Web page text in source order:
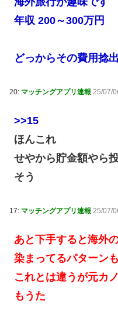
年収 200～300万円
どっからその費用捻
20: マッチングアプリ速報 25/07/
>>15
ほんこれ
せやから貯金額やら
そう
17: マッチングアプリ速報 25/07/
あと下手すると海外
染まってるパターン
これとは違うが元カ
もうた